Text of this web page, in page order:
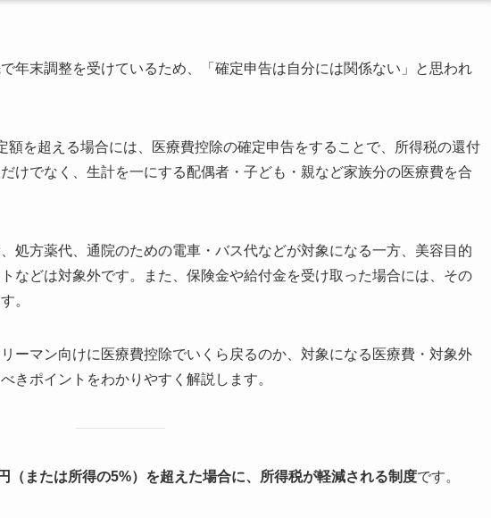
年末調整を受けているため、「確定申告は自分には関係ない」と思われ
額を超える場合には、医療費控除の確定申告をすることで、所得税の還付
けでなく、生計を一にする配偶者・子ども・親など家族分の医療費を合
処方薬代、通院のための電車・バス代などが対象になる一方、美容目的
などは対象外です。また、保険金や給付金を受け取った場合には、その
。
ーマン向けに医療費控除でいくら戻るのか、対象になる医療費・対象外
きポイントをわかりやすく解説します。
（または所得の5%）を超えた場合に、所得税が軽減される制度です。